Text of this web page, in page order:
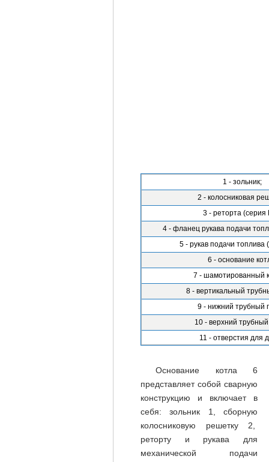
1 - зольник;
2 - колосниковая
3 - реторта (серия
4 - фланец рукава подачи
5 - рукав подачи топлива
6 - основание
7 - шамотированный
8 - вертикальный
9 - нижний трубный
10 - верхний трубный
11 - отверстия для
Основание котла 6
представляет собой сварную
конструкцию и включает в
себя: зольник 1, сборную
колосниковую решетку 2,
реторту и рукава для
механической подачи